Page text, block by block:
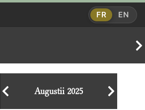
FR EN
Augustii 2025